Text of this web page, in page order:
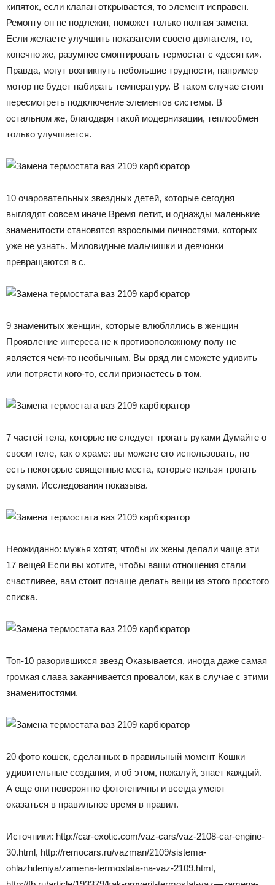
кипяток, если клапан открывается, то элемент исправен.
Ремонту он не подлежит, поможет только полная замена.
Если желаете улучшить показатели своего двигателя, то,
конечно же, разумнее смонтировать термостат с «десятки».
Правда, могут возникнуть небольшие трудности, например
мотор не будет набирать температуру. В таком случае стоит
пересмотреть подключение элементов системы. В
остальном же, благодаря такой модернизации, теплообмен
только улучшается.
10 очаровательных звездных детей, которые сегодня
выглядят совсем иначе Время летит, и однажды маленькие
знаменитости становятся взрослыми личностями, которых
уже не узнать. Миловидные мальчишки и девчонки
превращаются в с.
9 знаменитых женщин, которые влюблялись в женщин
Проявление интереса не к противоположному полу не
является чем-то необычным. Вы вряд ли сможете удивить
или потрясти кого-то, если признаетесь в том.
7 частей тела, которые не следует трогать руками Думайте о
своем теле, как о храме: вы можете его использовать, но
есть некоторые священные места, которые нельзя трогать
руками. Исследования показыва.
Неожиданно: мужья хотят, чтобы их жены делали чаще эти
17 вещей Если вы хотите, чтобы ваши отношения стали
счастливее, вам стоит почаще делать вещи из этого простого
списка.
Топ-10 разорившихся звезд Оказывается, иногда даже самая
громкая слава заканчивается провалом, как в случае с этими
знаменитостями.
20 фото кошек, сделанных в правильный момент Кошки —
удивительные создания, и об этом, пожалуй, знает каждый.
А еще они невероятно фотогеничны и всегда умеют
оказаться в правильное время в правил.
Источники: http://car-exotic.com/vaz-cars/vaz-2108-car-engine-
30.html, http://remocars.ru/vazman/2109/sistema-
ohlazhdeniya/zamena-termostata-na-vaz-2109.html,